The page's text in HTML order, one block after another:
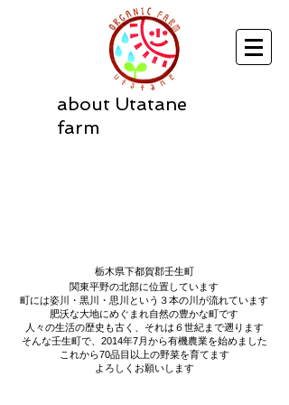
栃木県下都賀郡壬生町
関東平野の北部に位置しています
町には姿川・黒川・思川という３本の川が流れています
肥沃な大地にめぐまれ自然の豊かな町です
人々の生活の歴史も古く、それは６世紀まで遡ります
そんな壬生町で、2014年7月から有機農業を始めました
これから70品目以上の野菜を育てます
よろしくお願いします
about Utatane
farm